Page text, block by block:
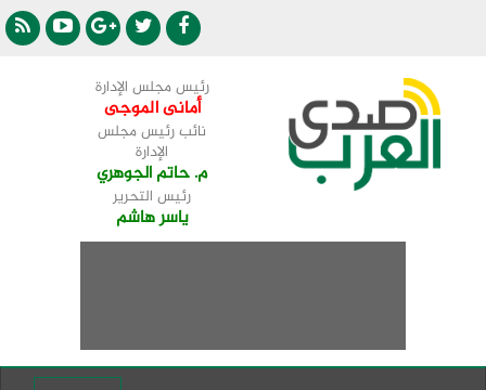
رئيس مجلس الإدارة
أمانى الموجى
نائب رئيس مجلس
الإدارة
م. حاتم الجوهري
رئيس التحرير
ياسر هاشم